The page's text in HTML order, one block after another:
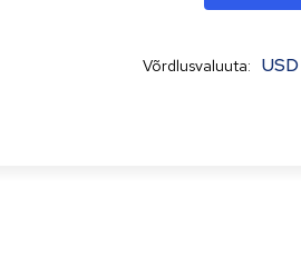
Võrdlusvaluuta: USD